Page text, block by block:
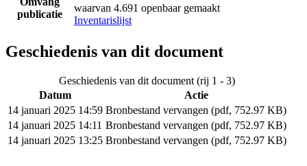
publicatie
waarvan 4.691 openbaar gemaakt
Inventarislijst
Geschiedenis van dit document
Geschiedenis van dit document (rij 1 - 3)
Datum
Actie
14 januari 2025 14:59 Bronbestand vervangen (pdf, 752.97 KB)
14 januari 2025 14:11 Bronbestand vervangen (pdf, 752.97 KB)
14 januari 2025 13:25 Bronbestand vervangen (pdf, 752.97 KB)